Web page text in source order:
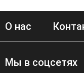
Чёрный и
неповторимые
предпочитаете ли
О нас
Мы в соцсетях